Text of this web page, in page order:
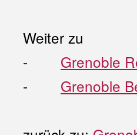
Weiter zu
- Grenoble
- Grenoble